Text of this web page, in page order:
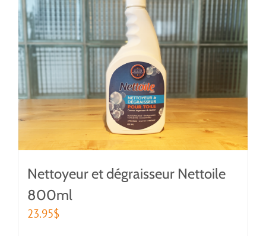
Nettoyeur et dégraisseur Nettoile
800ml
23.95$